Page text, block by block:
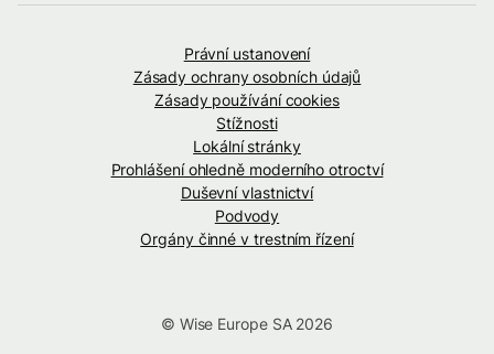
Právní ustanovení
Zásady ochrany osobních údajů
Zásady používání cookies
Stížnosti
Lokální stránky
Prohlášení ohledně moderního otroctví
Duševní vlastnictví
Podvody
Orgány činné v trestním řízení
© Wise Europe SA 2026